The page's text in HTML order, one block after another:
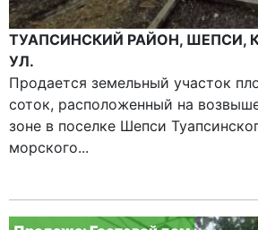
ТУАПСИНСКИЙ РАЙОН, ШЕПСИ,
УЛ.
Продается земельный участок
соток, расположенный на
зоне в поселке Шепси
морского...